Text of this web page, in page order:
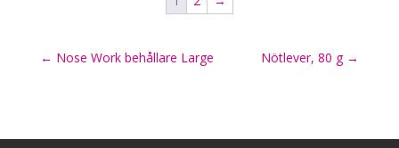
← Nose Work behållare Large Nötlever, 80 g→